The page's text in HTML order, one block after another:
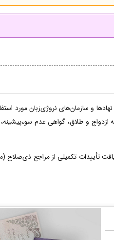
و سازمان‌های نروژی‌زبان مورد
ازدواج و طلاق، گواهی عدم
تأییدات تکمیلی از مراجع ذی‌صلاح